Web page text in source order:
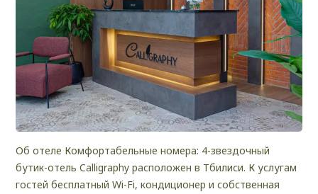
Об отеле Комфортабельные номера: 4-звездочный
бутик-отель Calligraphy расположен в Тбилиси. К услугам
гостей бесплатный Wi-Fi, кондиционер и собственная